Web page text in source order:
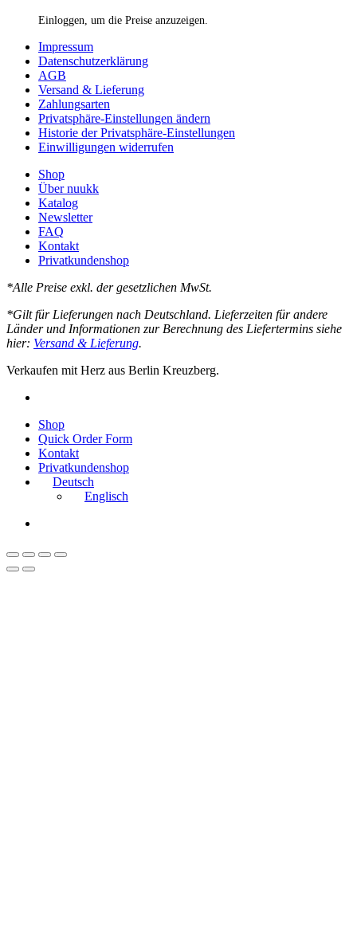
Einloggen, um die Preise anzuzeigen.
Impressum
Datenschutzerklärung
AGB
Versand & Lieferung
Zahlungsarten
Privatsphäre-Einstellungen ändern
Historie der Privatsphäre-Einstellungen
Einwilligungen widerrufen
Shop
Über nuukk
Katalog
Newsletter
FAQ
Kontakt
Privatkundenshop
*Alle Preise exkl. der gesetzlichen MwSt.
*Gilt für Lieferungen nach Deutschland. Lieferzeiten für andere
Länder und Informationen zur Berechnung des Liefertermins siehe
hier: Versand & Lieferung.
Verkaufen mit Herz aus Berlin Kreuzberg.
Close
Menu
Shop
Quick Order Form
Kontakt
Privatkundenshop
Deutsch
Englisch